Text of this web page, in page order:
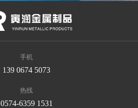
手机
139 0674 5073
热线
0574-6359 1531